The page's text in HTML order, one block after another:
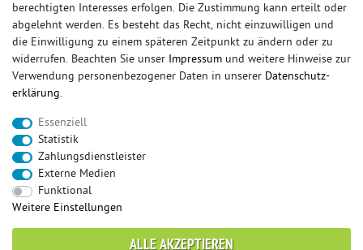
© Copyright 2026 Sportauspuff-Store.de - Alle Rechte vorbehalten.
Preisangaben inkl. gesetzlicher MwSt. und zzgl. Versandkosten
Das Internetportal für Sportendschalldämpfer, Komplettanlagen,
Rennsportanlagen, Sportendrohre, Universalteile, Fächerkrümmer,
Vorschalldämpfer, Sportkat, Ersatzrohr und Auspuffzubehör.
FOX, REMUS, FSW, FRIEDRICH MOTORSPORT, EISENMANN, ULTER
SPORT, NOVUS
sportauspuff sportkat
endrohr
downpipe
mittelschalldämpfer
fächerkrümmer
ulter vorschalldämpfer
berechtigten Interesses erfolgen. Die Zustimmung kann erteilt oder
abgelehnt werden. Es besteht das Recht, nicht einzuwilligen und
die Einwilligung zu einem späteren Zeitpunkt zu ändern oder zu
widerrufen. Beachten Sie unser Impressum und weitere Hinweise zur
Verwendung personenbezogener Daten in unserer Daten­schutz­
erklärung.
Essenziell
Statistik
Zahlungsdienstleister
Externe Medien
Funktional
Weitere Einstellungen
ALLE AKZEPTIEREN